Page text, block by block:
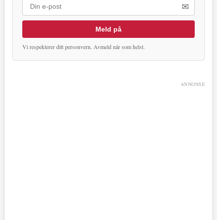
✉
Meld på
Vi respekterer ditt personvern. Avmeld når som helst.
ANNONSE